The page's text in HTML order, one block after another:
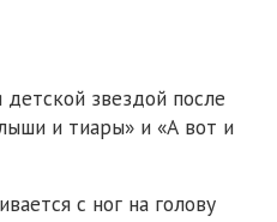
детской звездой после
и тиары» и «А вот и
с ног на голову